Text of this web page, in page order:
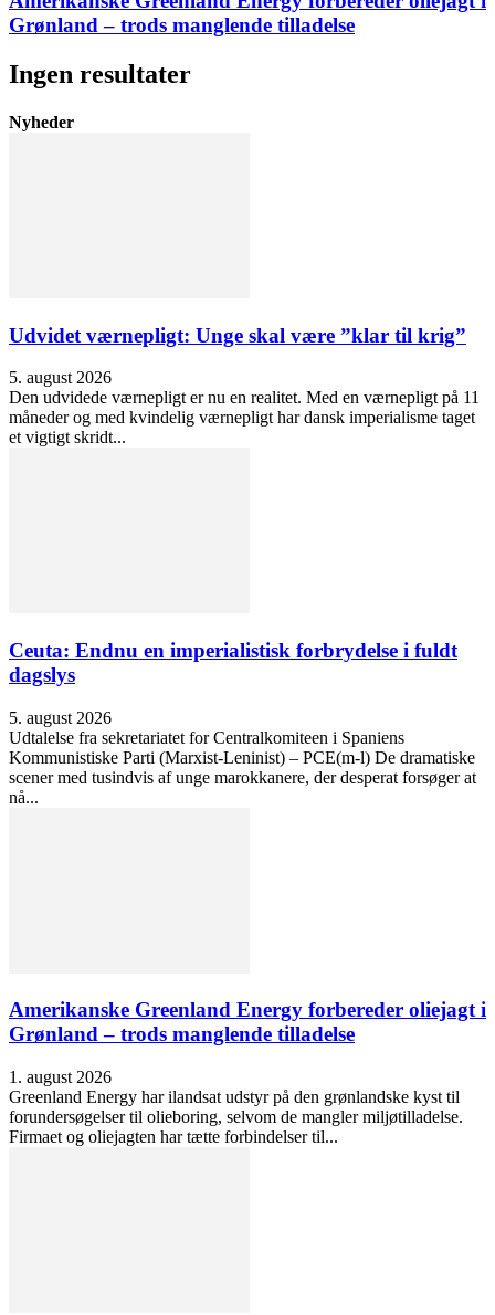
Grønland – trods manglende tilladelse
Ingen resultater
Nyheder
Udvidet værnepligt: Unge skal være ”klar til krig”
5. august 2026
Den udvidede værnepligt er nu en realitet. Med en værnepligt på 11
måneder og med kvindelig værnepligt har dansk imperialisme taget
et vigtigt skridt...
Ceuta: Endnu en imperialistisk forbrydelse i fuldt
dagslys
5. august 2026
Udtalelse fra sekretariatet for Centralkomiteen i Spaniens
Kommunistiske Parti (Marxist-Leninist) – PCE(m-l) De dramatiske
scener med tusindvis af unge marokkanere, der desperat forsøger at
nå...
Amerikanske Greenland Energy forbereder oliejagt i
Grønland – trods manglende tilladelse
1. august 2026
Greenland Energy har ilandsat udstyr på den grønlandske kyst til
forundersøgelser til olieboring, selvom de mangler miljøtilladelse.
Firmaet og oliejagten har tætte forbindelser til...